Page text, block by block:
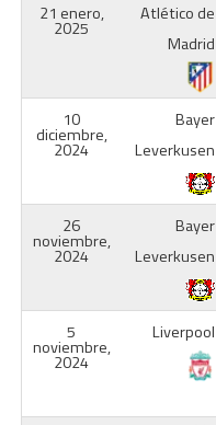
21 enero,
2025
Atlético de
Madrid
10
diciembre,
2024
Bayer
Leverkusen
26
noviembre,
2024
Bayer
Leverkusen
5
noviembre,
2024
Liverpool